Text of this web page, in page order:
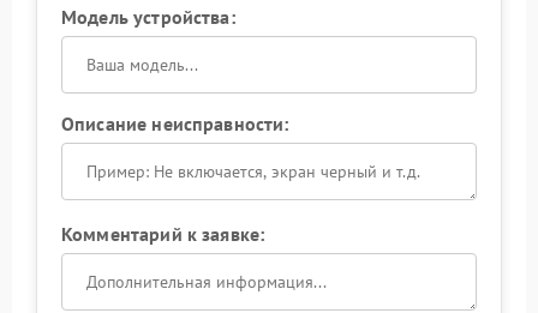
Модель устройства:
Описание неисправности:
Комментарий к заявке: